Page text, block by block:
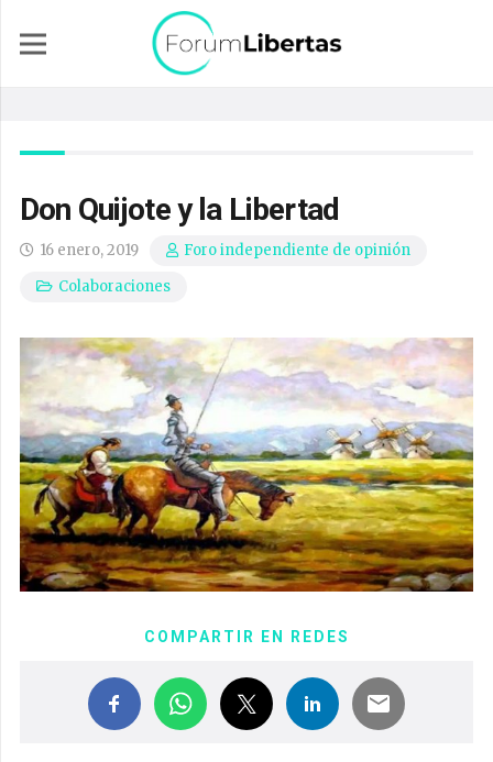
Don Quijote y la Libertad
16 enero, 2019
Foro independiente de opinión
Colaboraciones
COMPARTIR EN REDES